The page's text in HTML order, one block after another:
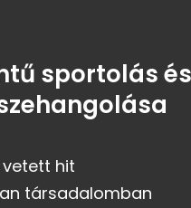
sportolás és
hit
társadalomban